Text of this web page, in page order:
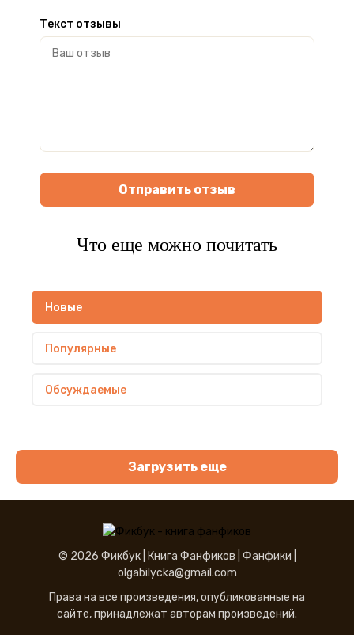
Текст отзывы
Отправить отзыв
Что еще можно почитать
Новые
Популярные
Обсуждаемые
Загрузить еще
© 2026 Фикбук | Книга Фанфиков Фанфики
olgabilycka@gmail.com
Права на все произведения, опубликованные на
сайте, принадлежат авторам произведений.